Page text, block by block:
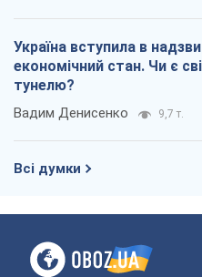
Україна вступила в
економічний стан. Чи є
тунелю?
Вадим Денисенко 9,7 т.
Всі думки